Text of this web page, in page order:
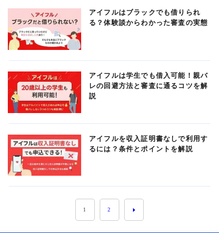
アイフルはブラックでも借りられ
る？体験談からわかった審査の実態
アイフルは学生でも借入可能！親バ
レの回避方法と審査に通るコツを解
説
アイフルを収入証明書なしで利用す
るには？条件とポイントを解説
1 2